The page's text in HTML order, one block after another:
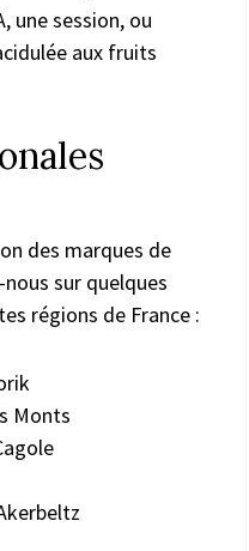
une session, ou
aux fruits
des marques de
sur quelques
régions de France :
Monts